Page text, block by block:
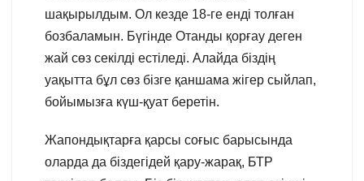
шақырылдым. Ол кезде 18-ге енді толған
бозбаламын. Бүгінде Отанды қорғау деген
жай сөз секілді естіледі. Алайда біздің
уақытта бұл сөз бізге қаншама жігер сыйлап,
бойымызға күш-қуат беретін.
Жапондықтарға қарсы соғыс барысында
оларда да біздегідей қару-жарақ, БТР